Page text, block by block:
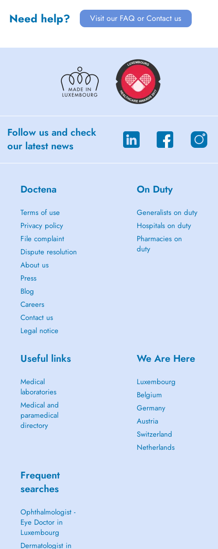
Need help? Visit our FAQ or Contact us
Follow us and check
our latest news
Doctena
Terms of use
Privacy policy
File complaint
Dispute resolution
About us
Press
Blog
Careers
Contact us
Legal notice
On Duty
Generalists on duty
Hospitals on duty
Pharmacies on
duty
Useful links
Medical
laboratories
Medical and
paramedical
directory
We Are Here
Luxembourg
Belgium
Germany
Austria
Switzerland
Netherlands
Frequent
searches
Ophthalmologist -
Eye Doctor in
Luxembourg
Dermatologist in